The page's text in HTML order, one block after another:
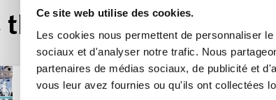
Ce site web utilise des cookies.
Les cookies nous permettent de personnaliser
sociaux et d'analyser notre trafic. Nous
partenaires de médias sociaux, de publicité et
vous leur avez fournies ou qu'ils ont collectées